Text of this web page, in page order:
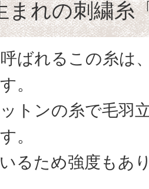
まれの刺繍糸
ばれるこの糸は
。
トンの糸で毛羽
。
るため強度もあ